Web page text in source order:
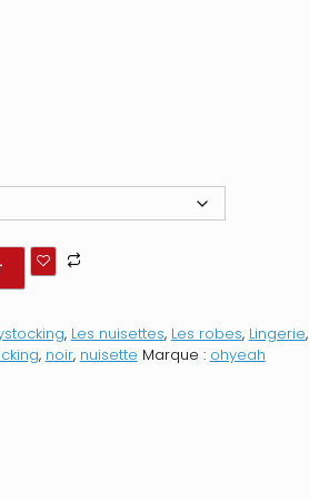
, Les nuisettes, Les robes, Lingerie,
, noir, nuisette Marque : ohyeah